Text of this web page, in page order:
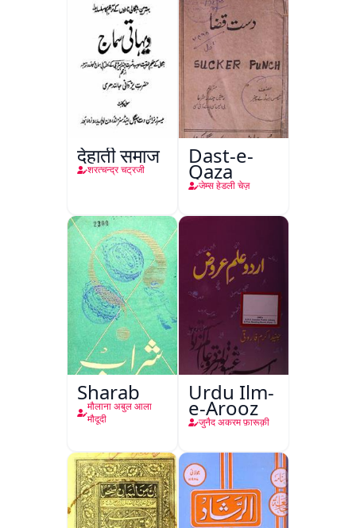
देहाती समाज
शरत्चन्द्र चट्रजी
Dast-e-
Qaza
जेम्स हेडली चेज़
Sharab
मौलाना अबुल आला
मौदूदी
Urdu Ilm-
e-Arooz
जुनैद अकरम फ़ारूक़ी